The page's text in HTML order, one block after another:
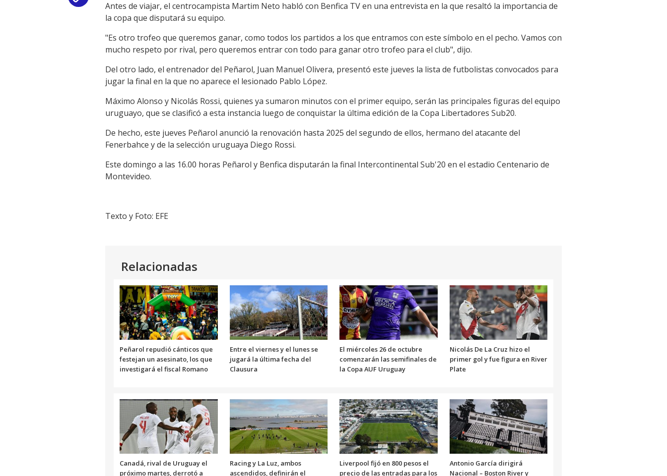
Link
Antes de viajar, el centrocampista Martim Neto habló con Benfica TV en una entrevista en la que resaltó la importancia de
la copa que disputará su equipo.
"Es otro trofeo que queremos ganar, como todos los partidos a los que entramos con este símbolo en el pecho. Vamos con
mucho respeto por rival, pero queremos entrar con todo para ganar otro trofeo para el club", dijo.
Del otro lado, el entrenador del Peñarol, Juan Manuel Olivera, presentó este jueves la lista de futbolistas convocados para
jugar la final en la que no aparece el lesionado Pablo López.
Máximo Alonso y Nicolás Rossi, quienes ya sumaron minutos con el primer equipo, serán las principales figuras del equipo
uruguayo, que se clasificó a esta instancia luego de conquistar la última edición de la Copa Libertadores Sub20.
De hecho, este jueves Peñarol anunció la renovación hasta 2025 del segundo de ellos, hermano del atacante del
Fenerbahce y de la selección uruguaya Diego Rossi.
Este domingo a las 16.00 horas Peñarol y Benfica disputarán la final Intercontinental Sub'20 en el estadio Centenario de
Montevideo.
Texto y Foto: EFE
Relacionadas
Peñarol repudió cánticos que
festejan un asesinato, los que
investigará el fiscal Romano
Entre el viernes y el lunes se
jugará la última fecha del
Clausura
El miércoles 26 de octubre
comenzarán las semifinales de
la Copa AUF Uruguay
Nicolás De La Cruz hizo el
primer gol y fue figura en River
Plate
Canadá, rival de Uruguay el
próximo martes, derrotó a
Racing y La Luz, ambos
ascendidos, definirán el
Liverpool fijó en 800 pesos el
precio de las entradas para los
Antonio García dirigirá
Nacional – Boston River y